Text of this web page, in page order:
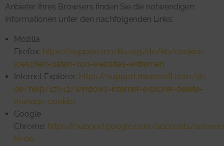
Anbieter Ihres Browsers finden Sie die notwendigen
Informationen unter den nachfolgenden Links:
Mozilla
Firefox: https://support.mozilla.org/de/kb/cookies-
loeschen-daten-von-websites-entfernen
Internet Explorer: https://support.microsoft.com/de-
de/help/17442/windows-internet-explorer-delete-
manage-cookies
Google
Chrome: https://support.google.com/accounts/
hl=de